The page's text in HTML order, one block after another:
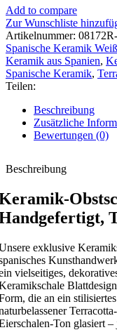
Add to compare
Zur Wunschliste
Artikelnummer:
Spanische Keramik
Keramik aus Spanien,
Spanische Keramik,
Teilen:
Beschreibung
Zusätzliche
Bewertungen (0)
Beschreibung
exklusive
vielseitiges,
die an ein
Ton glasiert